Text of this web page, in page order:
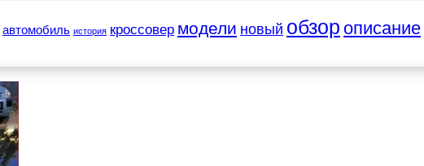
автомобиль история кроссовер модели новый обзор описание